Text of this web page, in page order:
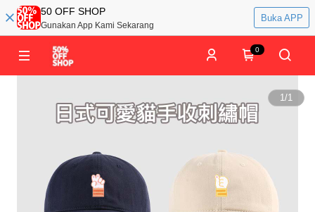
50 OFF SHOP
Gunakan App Kami Sekarang
Buka APP
0
1/1